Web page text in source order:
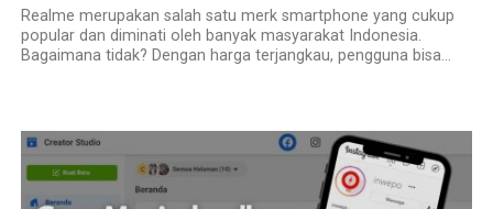
Realme merupakan salah satu merk smartphone yang cukup
popular dan diminati oleh banyak masyarakat Indonesia.
Bagaimana tidak? Dengan harga terjangkau, pengguna bisa...